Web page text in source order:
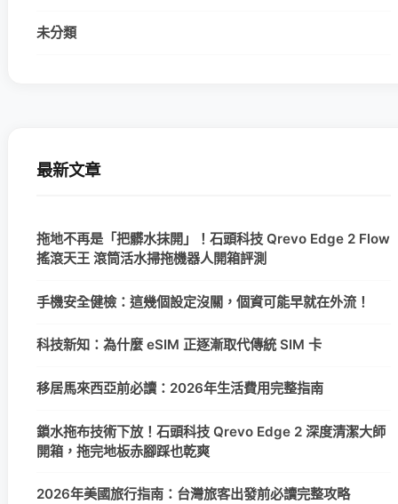
未分類
最新文章
拖地不再是「把髒水抹開」！石頭科技 Qrevo Edge 2 Flow
搖滾天王 滾筒活水掃拖機器人開箱評測
手機安全健檢：這幾個設定沒關，個資可能早就在外流！
科技新知：為什麼 eSIM 正逐漸取代傳統 SIM 卡
移居馬來西亞前必讀：2026年生活費用完整指南
鎖水拖布技術下放！石頭科技 Qrevo Edge 2 深度清潔大師
開箱，拖完地板赤腳踩也乾爽
2026年美國旅行指南：台灣旅客出發前必讀完整攻略